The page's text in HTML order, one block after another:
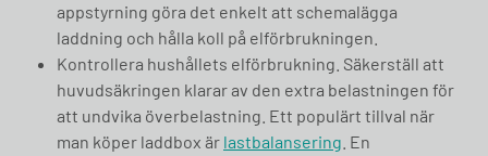
appstyrning göra det enkelt att schemalägga
laddning och hålla koll på elförbrukningen.
Kontrollera hushållets elförbrukning. Säkerställ att
huvudsäkringen klarar av den extra belastningen för
att undvika överbelastning. Ett populärt tillval när
man köper laddbox är lastbalansering . En